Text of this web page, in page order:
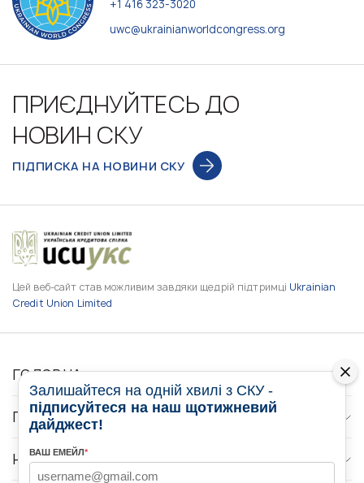
+1 416 323-3020
uwc@ukrainianworldcongress.org
ПРИЄДНУЙТЕСЬ ДО
НОВИН СКУ
ПІДПИСКА НА НОВИНИ СКУ
Цей веб-сайт став можливим завдяки щедрій підтримці Ukrainian
Credit Union Limited
ГОЛОВНА
ПРО НАС
НОВИНИ
Залишайтеся на одній хвилі з СКУ -
підписуйтеся на наш щотижневий
дайджест!
ВАШ ЕМЕЙЛ*